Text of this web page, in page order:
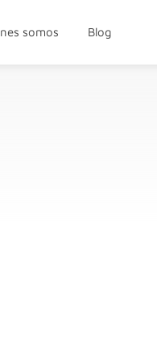
somos Blog